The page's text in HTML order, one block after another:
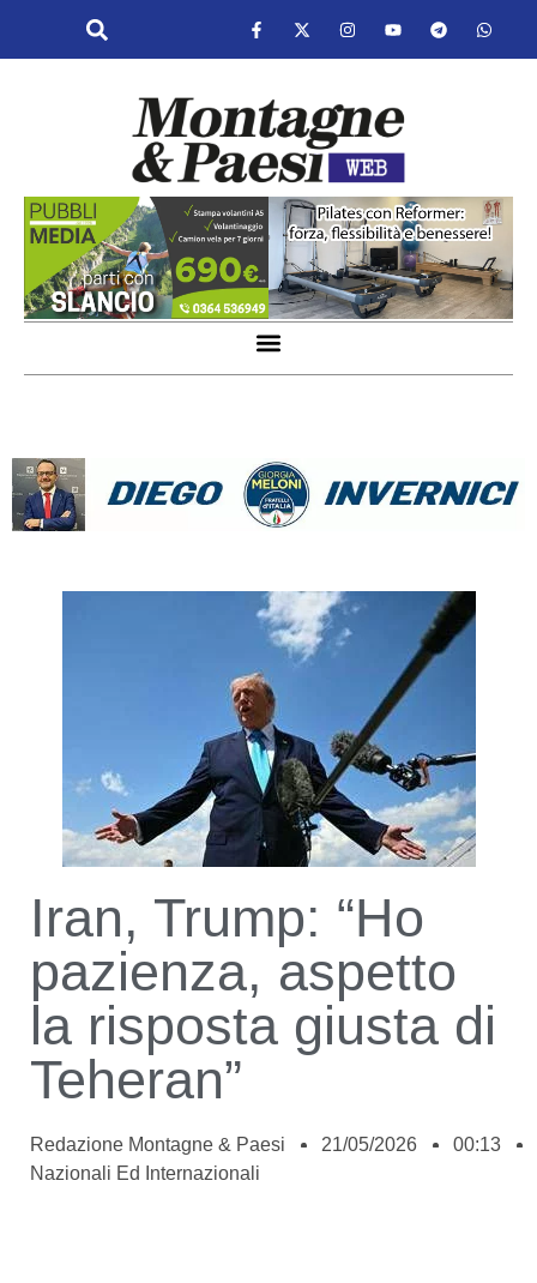
Iran, Trump: “Ho
pazienza, aspetto
la risposta giusta di
Teheran”
Redazione Montagne & Paesi 21/05/2026
00:13
Nazionali Ed Internazionali